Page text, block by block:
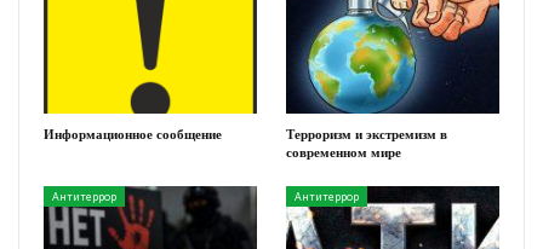
Информационное сообщение
Терроризм и экстремизм в
современном мире
Антитеррор Антитеррор